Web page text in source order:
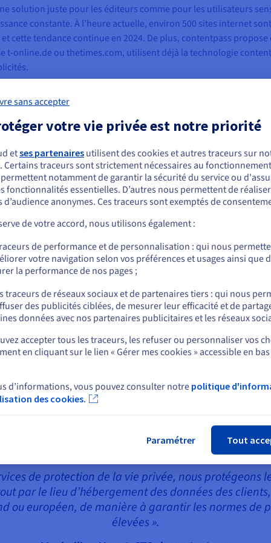
solution juste pour les éditeurs comme pour les utilisateurs
constante. À l’heure actuelle, environ 500 sites internet
cette tendance continue en 2024. De plus, contentpass
t-online.de ou thetimes.com, utilisent déjà la technologie
de protection de la vie privée pour une clientèle sensible à la
géographiquement en Europe, mais aussi chez un
pour garantir l’intégrité des données personnelles
fournisseur de cloud capable d’assurer la sécurité des
de cloud européenOVHcloud.
d’administrer un trafic plus important
cloud hyperévolutif américain. Cela a posé deux problèmes
augmenté constamment. Il n’était plus possible de réserver
un contrôle limité, l’entreprise a dû tâtonner à plusieurs
des clients de contentpass concernant la protection des
tracking, contentpass s’adresse principalement aux
certes d’éviter le tracking, mais les données des clients
peut être exclu qu’elles soient copiées et consultées par les
Pour cette raison, l’entreprise travaille exclusivement avec
de protection de la vie privée, nous protégeons
par le lieu d’hébergement des données des
ou européen, de manière à garantir les normes de
élevées ».
semblez être localisé en États-Unis.
commander, rendez-vous sur le site de votre pays (États-Unis) et créez un
us.ovhcloud.com/
Anglais USD - $
ou
sur le site actuel
un autre site web
sans accepter
votre vie privée est notre priorité
etses partenaires utilisent des cookies et autres traceurs sur
Certains traceurs sont strictement nécessaires au
notamment de garantir la sécurité du service ou
fonctionnalités essentielles. D’autres nous permettent de
d’audience anonymes. Ces traceurs sont exemptés de
de votre accord, nous utilisons également :
de performance et de personnalisation : qui nous
votre navigation selon vos préférences et usages ainsi que
la performance de nos pages ;
traceurs de réseaux sociaux et de partenaires tiers : qui nous
des publicités ciblées, de mesurer leur efficacité et de
données avec nos partenaires publicitaires et les réseaux
accepter tous les traceurs, les refuser ou personnaliser vos
en cliquant sur le lien « Gérer mes cookies » accessible en
d’informations, vous pouvez consulter notre politique
des cookies.
Paramétrer Tout